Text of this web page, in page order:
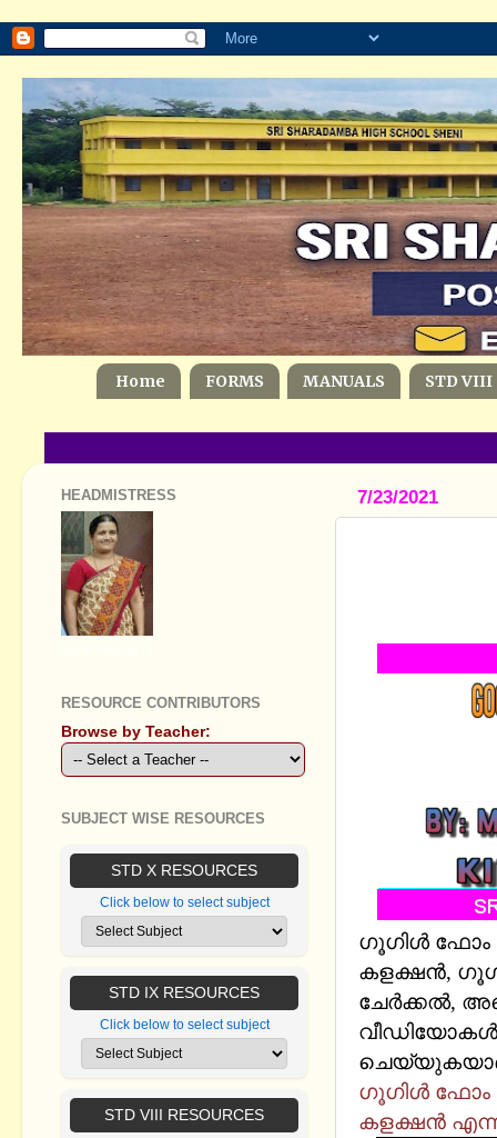
Home FORMS MANUALS STD VIII
7/23/2021
ഗൂഗിൾ ഫോം
കളക്ഷൻ,
ചേര്‍ക്കല്‍,
ചെയ്യുകയാണ്
ഗൂഗിൾ ഫോം
കളക്ഷൻ
HEADMISTRESS
RESOURCE CONTRIBUTORS
Browse by Teacher:
SUBJECT WISE RESOURCES
STD X RESOURCES
Click below to select subject
STD IX RESOURCES
Click below to select subject
STD VIII RESOURCES